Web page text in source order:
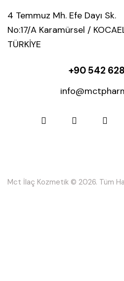
4 Temmuz Mh. Efe Dayı Sk.
No:17/A Karamürsel /
TÜRKİYE
+90 542
Mct İlaç Kozmetik © 2026. Tüm